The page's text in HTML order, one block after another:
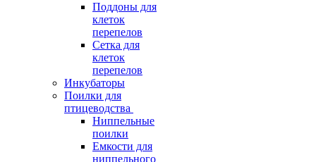
Поддоны для
клеток
перепелов
Сетка для
клеток
перепелов
Инкубаторы
Поилки для
птицеводства
Ниппельные
поилки
Емкости для
ниппельного